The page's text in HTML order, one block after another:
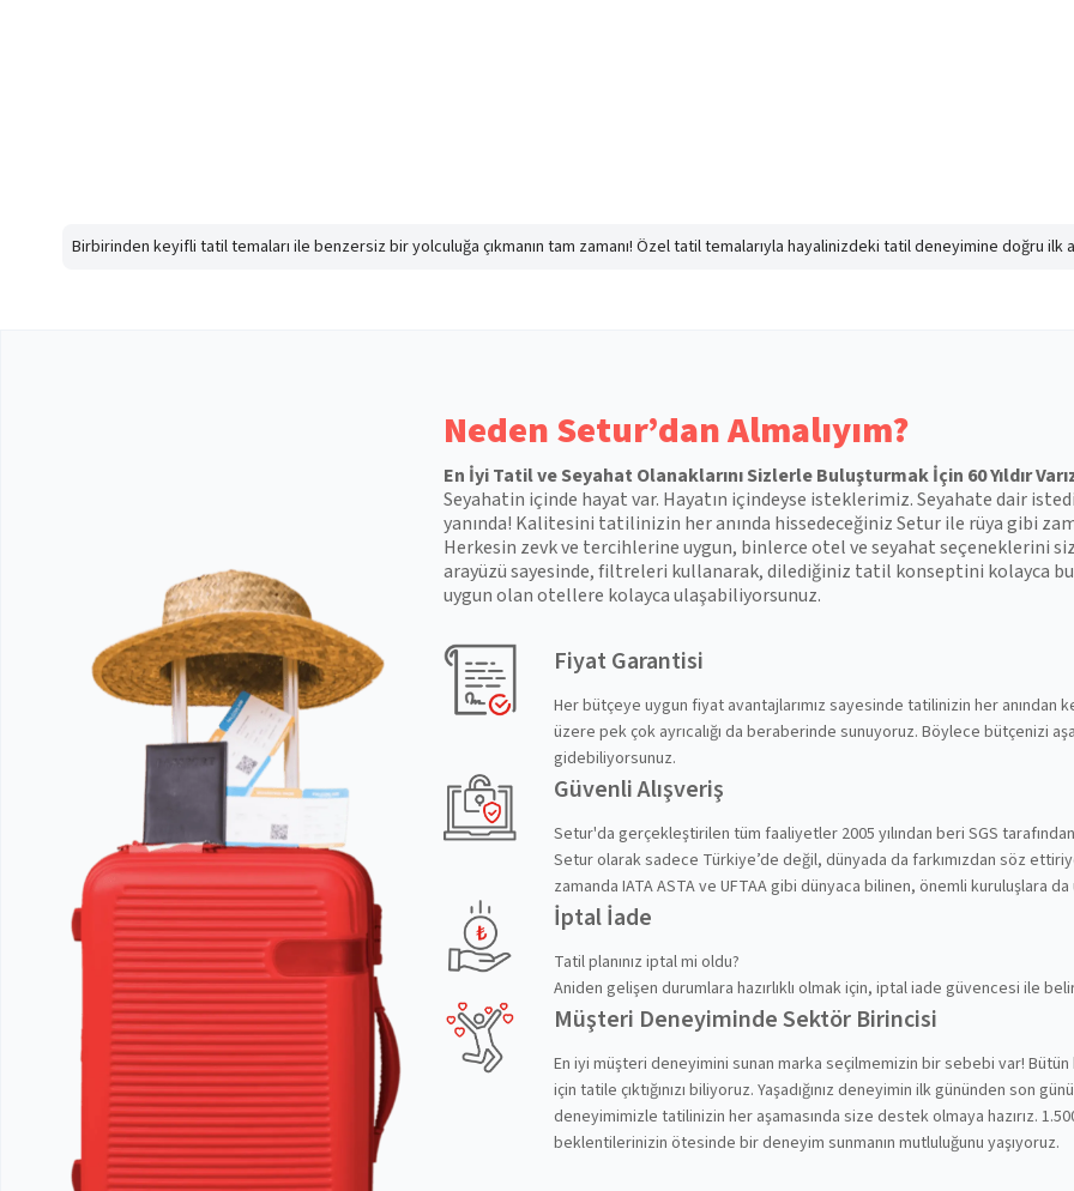
Birbirinden keyifli tatil temaları ile benzersiz bir yolculuğa çıkmanın tam zamanı! Özel tatil temalarıyla hayalinizdeki tatil deneyimine doğru ilk
Neden Setur’dan Almalıyım?
En İyi Tatil ve Seyahat Olanaklarını Sizlerle Buluşturmak İçin 60 Yıldır
Seyahatin içinde hayat var. Hayatın içindeyse isteklerimiz. Seyahate dair
yanında! Kalitesini tatilinizin her anında hissedeceğiniz Setur ile rüya gibi
Herkesin zevk ve tercihlerine uygun, binlerce otel ve seyahat seçeneklerini
arayüzü sayesinde, filtreleri kullanarak, dilediğiniz tatil konseptini kolayca
uygun olan otellere kolayca ulaşabiliyorsunuz.
Fiyat Garantisi
Her bütçeye uygun fiyat avantajlarımız sayesinde tatilinizin her anından
üzere pek çok ayrıcalığı da beraberinde sunuyoruz. Böylece bütçenizi
gidebiliyorsunuz.
Güvenli Alışveriş
Setur'da gerçekleştirilen tüm faaliyetler 2005 yılından beri SGS
Setur olarak sadece Türkiye’de değil, dünyada da farkımızdan söz
zamanda IATA ASTA ve UFTAA gibi dünyaca bilinen, önemli kuruluşlara
İptal İade
Tatil planınız iptal mi oldu?
Aniden gelişen durumlara hazırlıklı olmak için, iptal iade güvencesi ile
Müşteri Deneyiminde Sektör Birincisi
En iyi müşteri deneyimini sunan marka seçilmemizin bir sebebi var!
için tatile çıktığınızı biliyoruz. Yaşadığınız deneyimin ilk gününden son
deneyimimizle tatilinizin her aşamasında size destek olmaya hazırız.
beklentilerinizin ötesinde bir deneyim sunmanın mutluluğunu yaşıyoruz.